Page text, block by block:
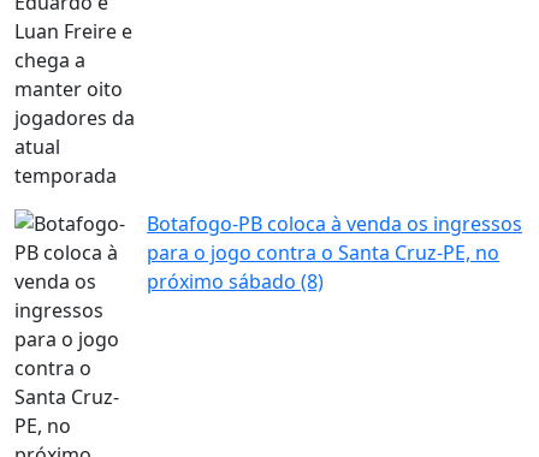
Botafogo-PB coloca à venda os ingressos
para o jogo contra o Santa Cruz-PE, no
próximo sábado (8)